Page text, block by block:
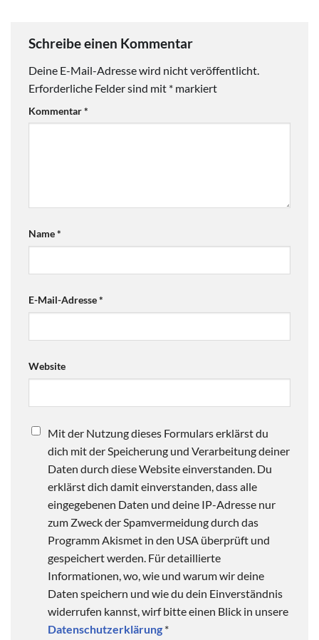
Schreibe einen Kommentar
Deine E-Mail-Adresse wird nicht veröffentlicht.
Erforderliche Felder sind mit * markiert
Kommentar*
Name*
E-Mail-Adresse*
Website
Mit der Nutzung dieses Formulars erklärst du
dich mit der Speicherung und Verarbeitung deiner
Daten durch diese Website einverstanden. Du
erklärst dich damit einverstanden, dass alle
eingegebenen Daten und deine IP-Adresse nur
zum Zweck der Spamvermeidung durch das
Programm Akismet in den USA überprüft und
gespeichert werden. Für detaillierte
Informationen, wo, wie und warum wir deine
Daten speichern und wie du dein Einverständnis
widerrufen kannst, wirf bitte einen Blick in unsere
Datenschutzerklärung *